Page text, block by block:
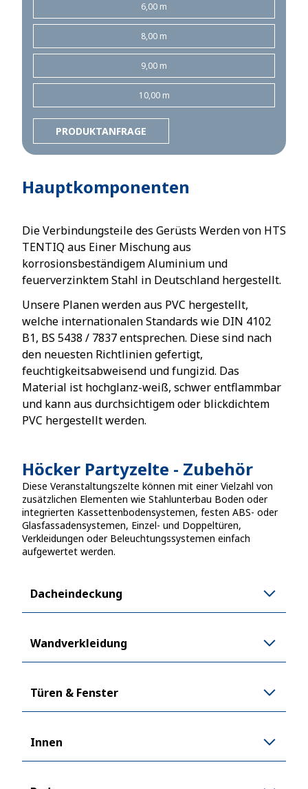
6,00 m
8,00 m
9,00 m
10,00 m
PRODUKTANFRAGE
Hauptkomponenten
Die Verbindungsteile des Gerüsts Werden von HTS
TENTIQ aus Einer Mischung aus
korrosionsbeständigem Aluminium und
feuerverzinktem Stahl in Deutschland hergestellt.
Unsere Planen werden aus PVC hergestellt,
welche internationalen Standards wie DIN 4102
B1, BS 5438 / 7837 entsprechen. Diese sind nach
den neuesten Richtlinien gefertigt,
feuchtigkeitsabweisend und fungizid. Das
Material ist hochglanz-weiß, schwer entflammbar
und kann aus durchsichtigem oder blickdichtem
PVC hergestellt werden.
Höcker Partyzelte - Zubehör
Diese Veranstaltungszelte können mit einer Vielzahl von
zusätzlichen Elementen wie Stahlunterbau Boden oder
integrierten Kassettenbodensystemen, festen ABS- oder
Glasfassadensystemen, Einzel- und Doppeltüren,
Verkleidungen oder Beleuchtungssystemen einfach
aufgewertet werden.
Dacheindeckung
Wandverkleidung
Türen & Fenster
Innen